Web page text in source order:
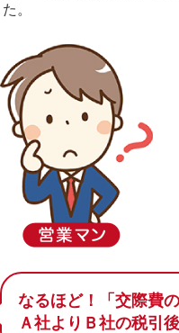
た。
なるほど！「交際費
Ａ社よりＢ社の税引